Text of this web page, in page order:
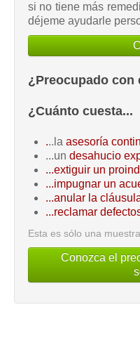
si no tiene más
déjeme ayudarle
¿Preocupado con
¿Cuánto cuesta...
...la asesoría
...un desahucio
...extiguir un
...impugnar un
...anular la
...reclamar
Esta es sólo una
Conozca el